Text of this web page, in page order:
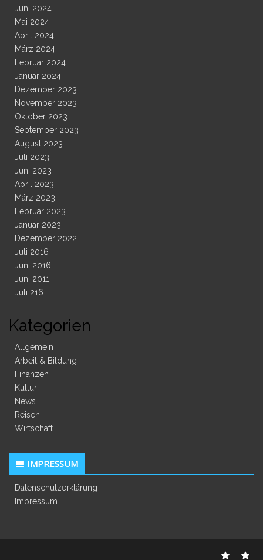
Juni 2024
Mai 2024
April 2024
März 2024
Februar 2024
Januar 2024
Dezember 2023
November 2023
Oktober 2023
September 2023
August 2023
Juli 2023
Juni 2023
April 2023
März 2023
Februar 2023
Januar 2023
Dezember 2022
Juli 2016
Juni 2016
Juni 2011
Juli 216
Kategorien
Allgemein
Arbeit & Bildung
Finanzen
Kultur
News
Reisen
Wirtschaft
IMPRESSUM
Datenschutzerklärung
Impressum